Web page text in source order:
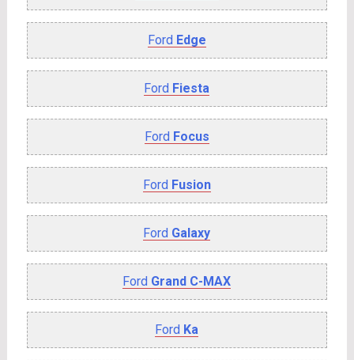
Ford Edge
Ford Fiesta
Ford Focus
Ford Fusion
Ford Galaxy
Ford Grand C-MAX
Ford Ka